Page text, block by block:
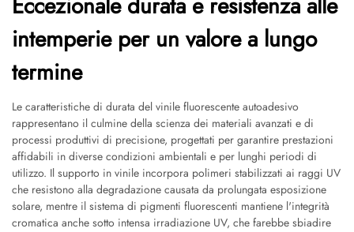
intemperie per un valore a lungo
termine
Le caratteristiche di durata del vinile fluorescente autoadesivo
rappresentano il culmine della scienza dei materiali avanzati e di
processi produttivi di precisione, progettati per garantire prestazioni
affidabili in diverse condizioni ambientali e per lunghi periodi di
utilizzo. Il supporto in vinile incorpora polimeri stabilizzati ai raggi UV
che resistono alla degradazione causata da prolungata esposizione
solare, mentre il sistema di pigmenti fluorescenti mantiene l'integrità
cromatica anche sotto intensa irradiazione UV, che farebbe sbiadire